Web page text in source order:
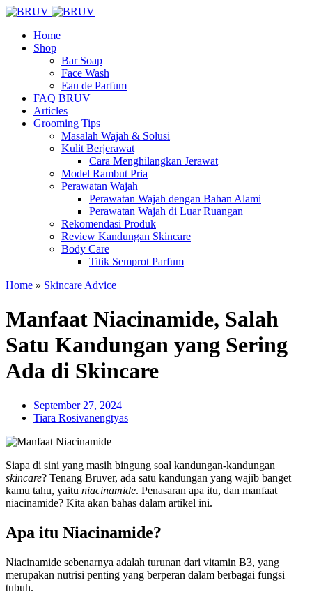
Home
Shop
Bar Soap
Face Wash
Eau de Parfum
FAQ BRUV
Articles
Grooming Tips
Masalah Wajah & Solusi
Kulit Berjerawat
Cara Menghilangkan Jerawat
Model Rambut Pria
Perawatan Wajah
Perawatan Wajah dengan Bahan Alami
Perawatan Wajah di Luar Ruangan
Rekomendasi Produk
Review Kandungan Skincare
Body Care
Titik Semprot Parfum
Home » Skincare Advice
Manfaat Niacinamide, Salah
Satu Kandungan yang Sering
Ada di Skincare
September 27, 2024
Tiara Rosivanengtyas
Siapa di sini yang masih bingung soal kandungan-kandungan
skincare? Tenang Bruver, ada satu kandungan yang wajib banget
kamu tahu, yaitu niacinamide. Penasaran apa itu, dan manfaat
niacinamide? Kita akan bahas dalam artikel ini.
Apa itu Niacinamide?
Niacinamide sebenarnya adalah turunan dari vitamin B3, yang
merupakan nutrisi penting yang berperan dalam berbagai fungsi
tubuh.